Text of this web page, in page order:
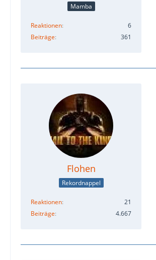
Mamba
Reaktionen
6
Beiträge
361
Flohen
Rekordnappel
Reaktionen
21
Beiträge
4.667